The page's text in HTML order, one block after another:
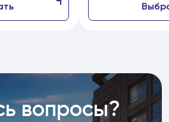
вопросы?